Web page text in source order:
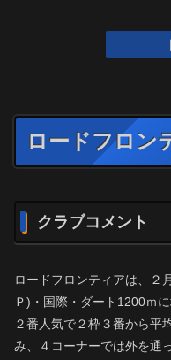
ロードフロン
クラブコメント
ロードフロンティアは、２
Ｐ)・国際・ダート1200ｍ
２番人気で２枠３番から平
み、４コーナーでは外を通